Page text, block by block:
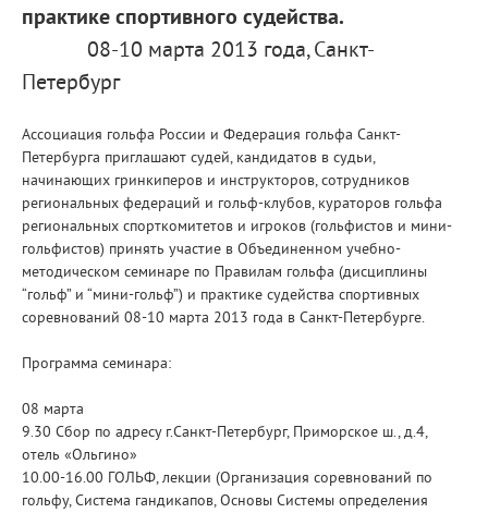
практике спортивного судейства.
08-10 марта 2013 года, Санкт-
Петербург
Ассоциация гольфа России и Федерация гольфа Санкт-
Петербурга приглашают судей, кандидатов в судьи,
начинающих гринкиперов и инструкторов, сотрудников
региональных федераций и гольф-клубов, кураторов гольфа
региональных спорткомитетов и игроков (гольфистов и мини-
гольфистов) принять участие в Объединенном учебно-
методическом семинаре по Правилам гольфа (дисциплины
“гольф” и “мини-гольф”) и практике судейства спортивных
соревнований 08-10 марта 2013 года в Санкт-Петербурге.
Программа семинара:
08 марта
9.30 Сбор по адресу г.Санкт-Петербург, Приморское ш., д.4,
отель «Ольгино»
10.00-16.00 ГОЛЬФ, лекции (Организация соревнований по
гольфу, Система гандикапов, Основы Системы определения